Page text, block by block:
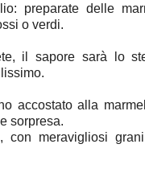
preparate delle
o verdi.
il sapore sarà lo
accostato alla
sorpresa.
con meravigliosi